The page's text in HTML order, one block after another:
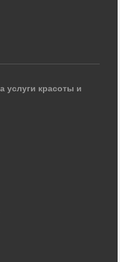
услуги красоты и